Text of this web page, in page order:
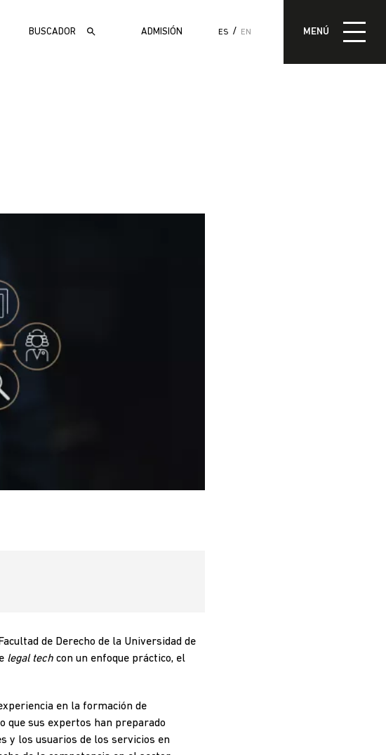
Buscar
MENÚ
ADMISIÓN ES EN MENÚ
de Derecho de la Universidad de
legal techcon un enfoque práctico, el
en la formación de
que sus expertos han preparado
y los usuarios de los servicios en